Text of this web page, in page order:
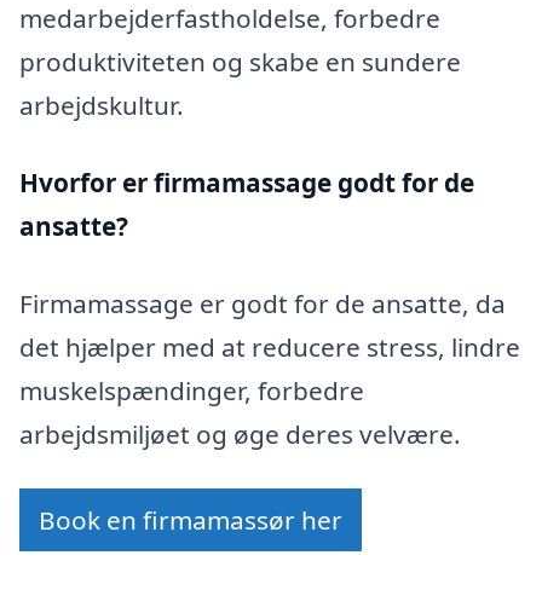
medarbejderfastholdelse, forbedre
produktiviteten og skabe en sundere
arbejdskultur.
Hvorfor er firmamassage godt for de
ansatte?
Firmamassage er godt for de ansatte, da
det hjælper med at reducere stress, lindre
muskelspændinger, forbedre
arbejdsmiljøet og øge deres velvære.
Book en firmamassør her